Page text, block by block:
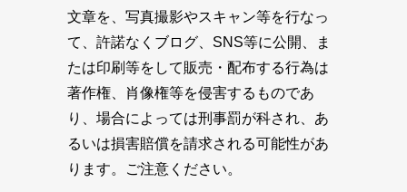
文章を、写真撮影やスキャン等を行なっ
て、許諾なくブログ、SNS等に公開、ま
たは印刷等をして販売・配布する行為は
著作権、肖像権等を侵害するものであ
り、場合によっては刑事罰が科され、あ
るいは損害賠償を請求される可能性があ
ります。ご注意ください。